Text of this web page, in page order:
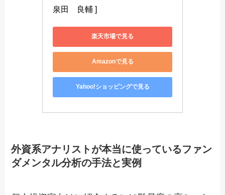
泉田　良輔 ]
楽天市場で見る
Amazonで見る
Yahoo!ショッピングで見る
外資系アナリストが本当に使っているファン
ダメンタル分析の手法と実例